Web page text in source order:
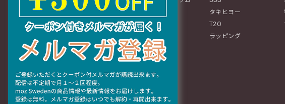
インテリア
ぬいぐるみ・チャーム
ギフト
おすすめグッズ特集
タキヒヨー
T2O
ラッピング